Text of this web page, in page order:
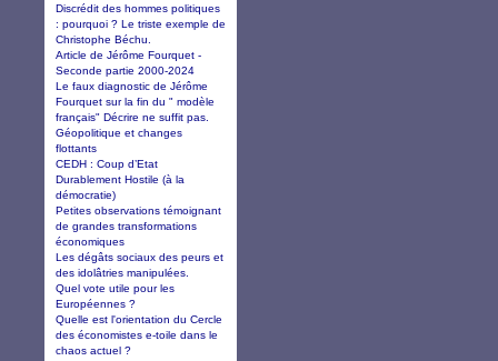
Discrédit des hommes politiques
: pourquoi ? Le triste exemple de
Christophe Béchu.
Article de Jérôme Fourquet -
Seconde partie 2000-2024
Le faux diagnostic de Jérôme
Fourquet sur la fin du " modèle
français" Décrire ne suffit pas.
Géopolitique et changes
flottants
CEDH : Coup d’Etat
Durablement Hostile (à la
démocratie)
Petites observations témoignant
de grandes transformations
économiques
Les dégâts sociaux des peurs et
des idolâtries manipulées.
Quel vote utile pour les
Européennes ?
Quelle est l'orientation du Cercle
des économistes e-toile dans le
chaos actuel ?